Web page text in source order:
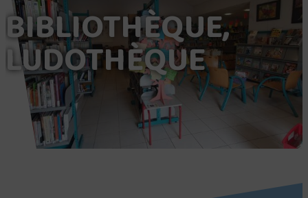
BIBLIOTHÈQUE,
LUDOTHÈQUE